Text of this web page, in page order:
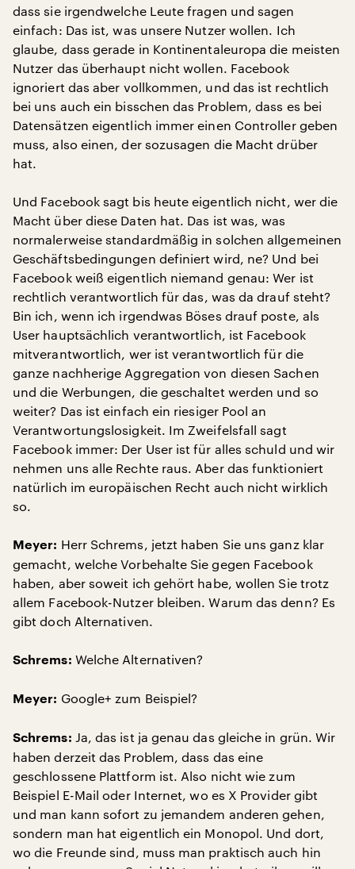
dass sie irgendwelche Leute fragen und sagen
einfach: Das ist, was unsere Nutzer wollen. Ich
glaube, dass gerade in Kontinentaleuropa die meisten
Nutzer das überhaupt nicht wollen. Facebook
ignoriert das aber vollkommen, und das ist rechtlich
bei uns auch ein bisschen das Problem, dass es bei
Datensätzen eigentlich immer einen Controller geben
muss, also einen, der sozusagen die Macht drüber
hat.
Und Facebook sagt bis heute eigentlich nicht, wer die
Macht über diese Daten hat. Das ist was, was
normalerweise standardmäßig in solchen allgemeinen
Geschäftsbedingungen definiert wird, ne? Und bei
Facebook weiß eigentlich niemand genau: Wer ist
rechtlich verantwortlich für das, was da drauf steht?
Bin ich, wenn ich irgendwas Böses drauf poste, als
User hauptsächlich verantwortlich, ist Facebook
mitverantwortlich, wer ist verantwortlich für die
ganze nachherige Aggregation von diesen Sachen
und die Werbungen, die geschaltet werden und so
weiter? Das ist einfach ein riesiger Pool an
Verantwortungslosigkeit. Im Zweifelsfall sagt
Facebook immer: Der User ist für alles schuld und wir
nehmen uns alle Rechte raus. Aber das funktioniert
natürlich im europäischen Recht auch nicht wirklich
so.
Meyer: Herr Schrems, jetzt haben Sie uns ganz klar
gemacht, welche Vorbehalte Sie gegen Facebook
haben, aber soweit ich gehört habe, wollen Sie trotz
allem Facebook-Nutzer bleiben. Warum das denn? Es
gibt doch Alternativen.
Schrems: Welche Alternativen?
Meyer: Google+ zum Beispiel?
Schrems: Ja, das ist ja genau das gleiche in grün. Wir
haben derzeit das Problem, dass das eine
geschlossene Plattform ist. Also nicht wie zum
Beispiel E-Mail oder Internet, wo es X Provider gibt
und man kann sofort zu jemandem anderen gehen,
sondern man hat eigentlich ein Monopol. Und dort,
wo die Freunde sind, muss man praktisch auch hin